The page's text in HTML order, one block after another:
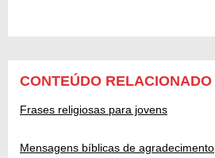
CONTEÚDO RELACIONADO
Frases religiosas para jovens
Mensagens bíblicas de agradecimento